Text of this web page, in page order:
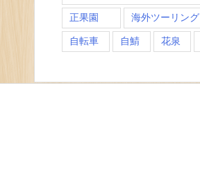
正果園 海外ツーリング
自転車 自鯖 花泉